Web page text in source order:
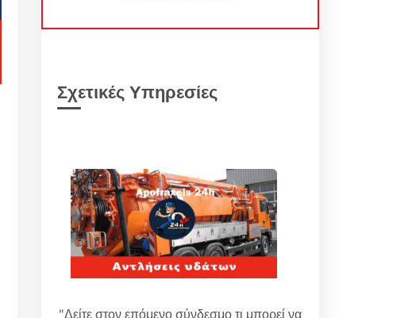
Σχετικές Υπηρεσίες
"Δείτε στον επόμενο σύνδεσμο τι μπορεί να